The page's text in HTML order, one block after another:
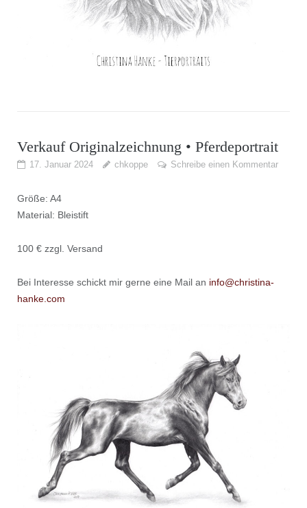
Verkauf Originalzeichnung • Pferdeportrait
17. Januar 2024 chkoppe Schreibe einen Kommentar
Größe: A4
Material: Bleistift
100 € zzgl. Versand
Bei Interesse schickt mir gerne eine Mail an info@christina-
hanke.com